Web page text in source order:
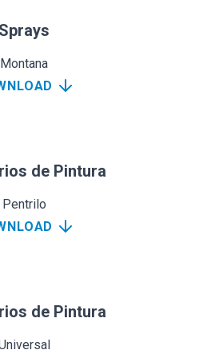
Sprays
Montana
de Pintura
Pentrilo
de Pintura